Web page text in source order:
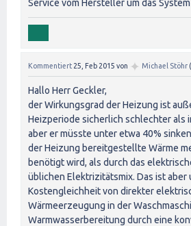
Service vom Hersteller um das
Kommentiert 25, Feb 2015 von ✦ Michael Stöhr (
Hallo Herr Geckler,
der Wirkungsgrad der Heizung ist
Heizperiode sicherlich schlechter als
aber er müsste unter etwa 40%
der Heizung bereitgestellte Wärme
benötigt wird, als durch das
üblichen Elektrizitätsmix. Das ist aber
Kostengleichheit von direkter
Wärmeerzeugung in der
Warmwasserbereitung durch eine